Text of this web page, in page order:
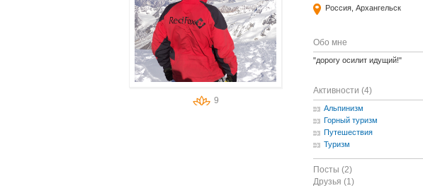
9
Россия, Архангельск
Обо мне
"дорогу осилит идущий!"
Активности (4)
Альпинизм
Горный туризм
Путешествия
Туризм
Посты (2)
Друзья (1)